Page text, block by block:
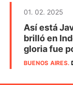
01. 02. 2025
Así está
brilló en
gloria fue
BUENOS AIRES.